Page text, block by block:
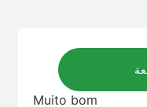
Muito bom